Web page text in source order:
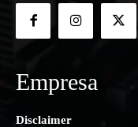
Empresa
Disclaimer